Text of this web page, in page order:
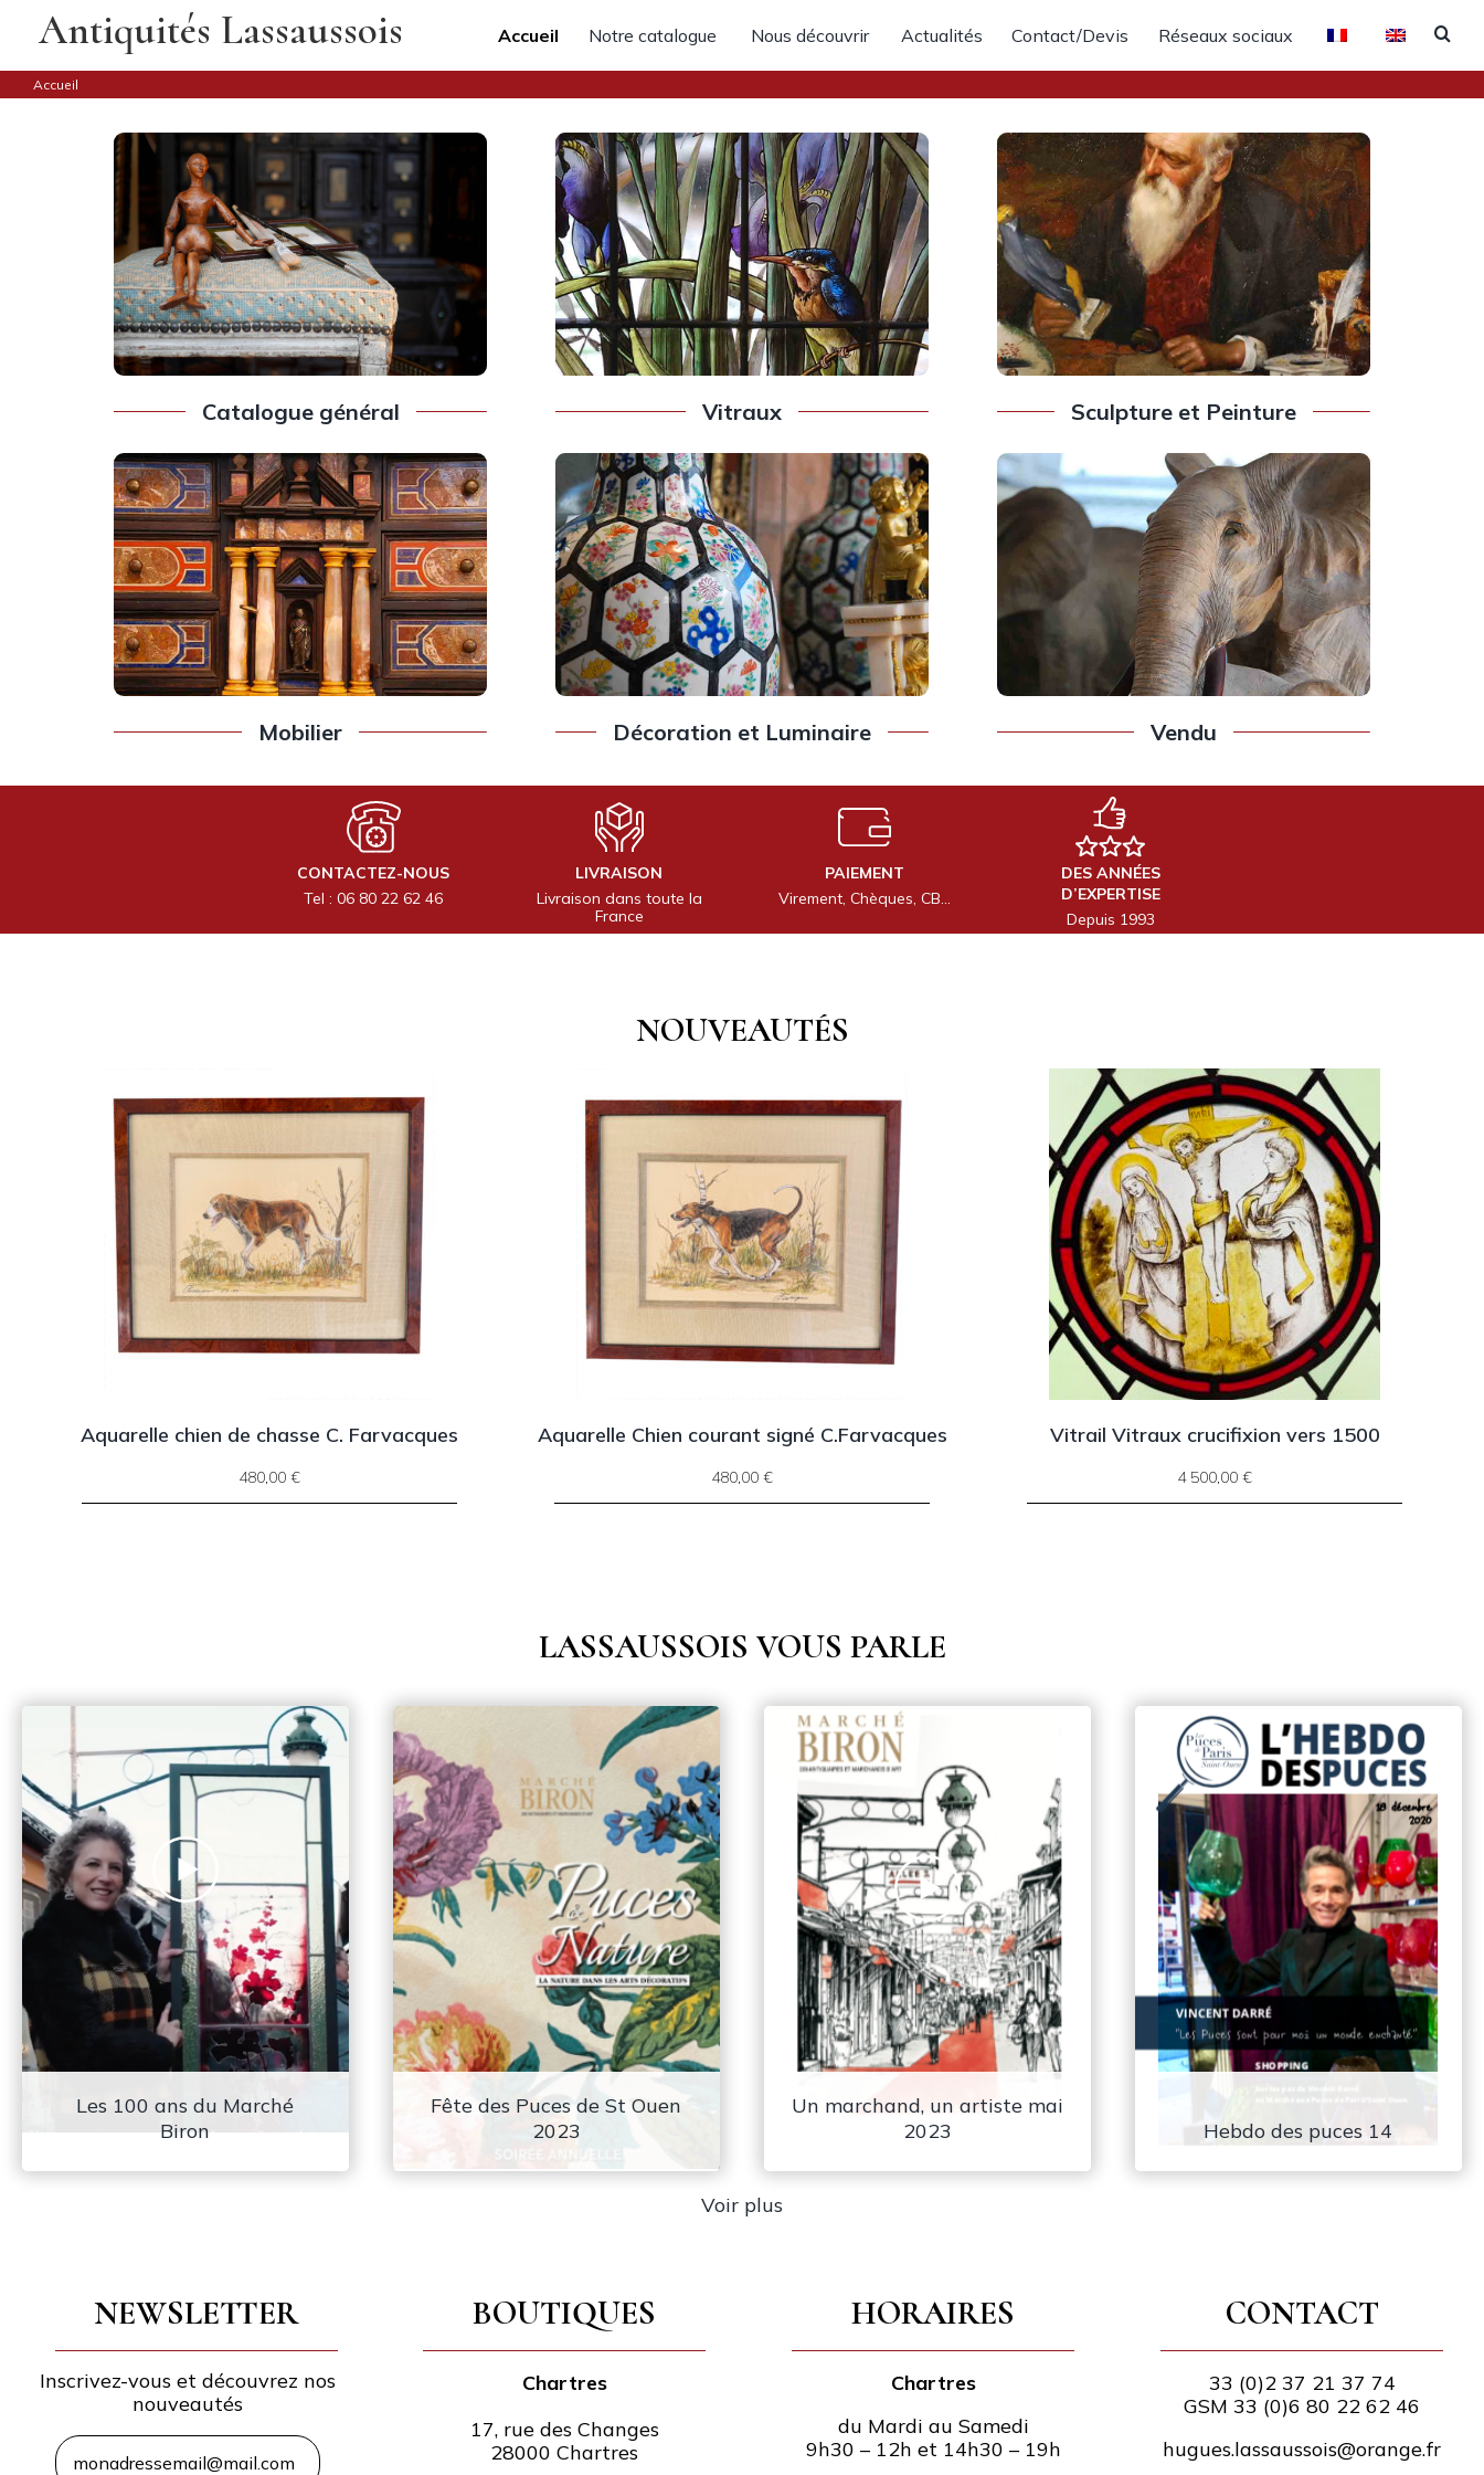
Antiquités Lassaussois Accueil Notre catalogue Nous découvrir Actualités Contact/Devis Réseaux sociaux
Accueil
Catalogue général Vitraux Sculpture et Peinture
Mobilier Décoration et Luminaire Vendu
CONTACTEZ-NOUS
Tel : 06 80 22 62 46
LIVRAISON
Livraison dans toute la
France
PAIEMENT
Virement, Chèques, CB…
DES ANNÉES
D’EXPERTISE
Depuis 1993
NOUVEAUTÉS
Aquarelle chien de chasse C. Farvacques
480,00 €
Aquarelle Chien courant signé C.Farvacques
480,00 €
Vitrail Vitraux crucifixion vers 1500
4 500,00€
LASSAUSSOIS VOUS PARLE
Les 100 ans du Marché Biron
Les 100 ans du Marché
Biron
Fête des Puces de St Ouen 2023
Fête des Puces de St Ouen
2023
Un marchand, un artiste mai 2023
Un marchand, un artiste mai
2023
Hebdo des puces 14
Hebdo des puces 14
Voir plus
NEWSLETTER
Inscrivez-vous et découvrez nos
nouveautés
BOUTIQUES
Chartres
17, rue des Changes
28000 Chartres
HORAIRES
Chartres
du Mardi au Samedi
9h30 – 12h et 14h30 – 19h
CONTACT
33 (0)2 37 21 37 74
GSM 33 (0)6 80 22 62 46
hugues.lassaussois@orange.fr